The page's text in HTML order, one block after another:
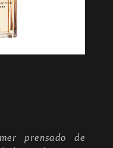
prensado de